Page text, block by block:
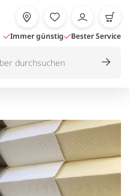
Immer günstig Bester Service